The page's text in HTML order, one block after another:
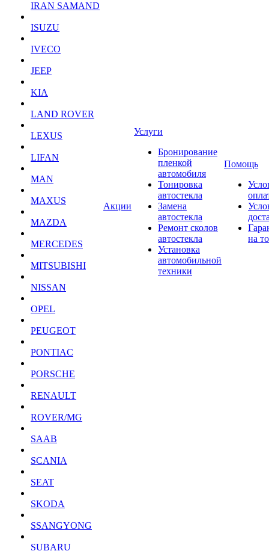
IRAN SAMAND
ISUZU
IVECO
JEEP
KIA
LAND ROVER
LEXUS
LIFAN
MAN
MAXUS
MAZDA
MERCEDES
MITSUBISHI
NISSAN
OPEL
PEUGEOT
PONTIAC
PORSCHE
RENAULT
ROVER/MG
SAAB
SCANIA
SEAT
SKODA
SSANGYONG
SUBARU
Акции
Услуги
Бронирование
пленкой
автомобиля
Тонировка
автостекла
Замена
автостекла
Ремонт сколов
автостекла
Установка
автомобильной
техники
Помощь
на